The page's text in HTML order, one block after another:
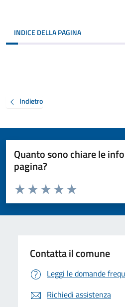
INDICE DELLA PAGINA
Indietro
Quanto sono chiare le
pagina?
Valuta da 1 a 5 stelle la pagina
Valuta 5 stelle
Valuta 4 stelle su 5
Valuta 3 stelle su 5
Valuta 2 stelle su 5
Valuta 1 stelle su 5
Contatta il comune
Leggi le domande
Richiedi assistenza